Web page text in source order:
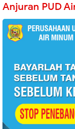
Anjuran PUD